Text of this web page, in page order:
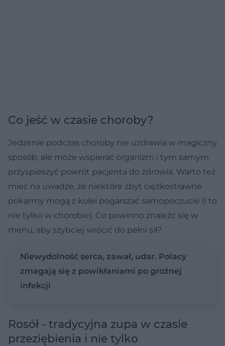
Co jeść w czasie choroby?
Jedzenie podczas choroby nie uzdrawia w magiczny
sposób, ale może wspierać organizm i tym samym
przyspieszyć powrót pacjenta do zdrowia. Warto też
mieć na uwadze, że niektóre zbyt ciężkostrawne
pokarmy mogą z kolei pogarszać samopoczucie (i to
nie tylko w chorobie). Co powinno znaleźć się w
menu, aby szybciej wrócić do pełni sił?
Niewydolność serca, zawał, udar. Polacy
zmagają się z powikłaniami po groźnej
infekcji
Rosół - tradycyjna zupa w czasie
przeziębienia i nie tylko